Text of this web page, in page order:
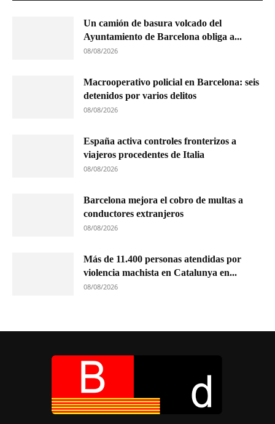
Un camión de basura volcado del
Ayuntamiento de Barcelona obliga a...
08/08/2026
Macrooperativo policial en Barcelona: seis
detenidos por varios delitos
08/08/2026
España activa controles fronterizos a
viajeros procedentes de Italia
08/08/2026
Barcelona mejora el cobro de multas a
conductores extranjeros
08/08/2026
Más de 11.400 personas atendidas por
violencia machista en Catalunya en...
08/08/2026